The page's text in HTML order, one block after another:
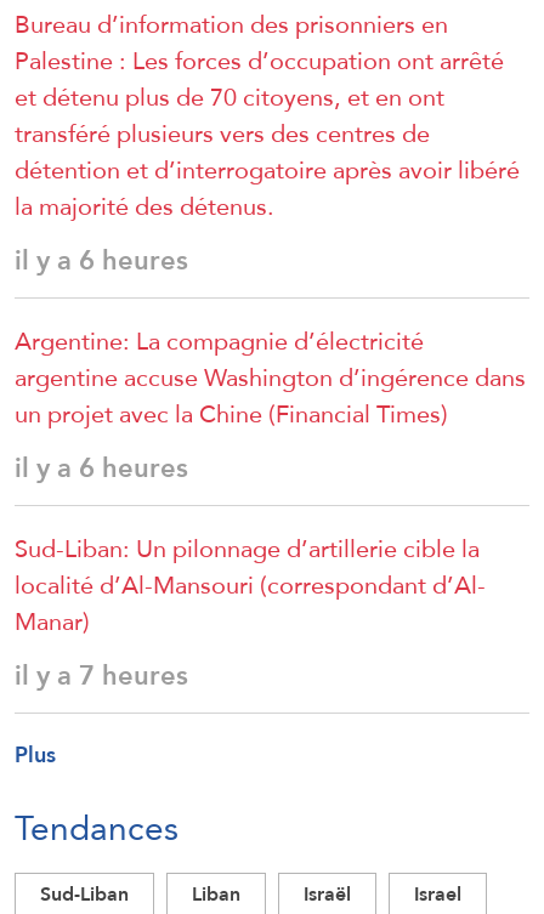
Bureau d’information des prisonniers en
Palestine : Les forces d’occupation ont arrêté
et détenu plus de 70 citoyens, et en ont
transféré plusieurs vers des centres de
détention et d’interrogatoire après avoir libéré
la majorité des détenus.
il y a 6 heures
Argentine: La compagnie d’électricité
argentine accuse Washington d’ingérence dans
un projet avec la Chine (Financial Times)
il y a 6 heures
Sud-Liban: Un pilonnage d’artillerie cible la
localité d’Al-Mansouri (correspondant d’Al-
Manar)
il y a 7 heures
Plus
Tendances
Sud-Liban Liban Israël
Israel